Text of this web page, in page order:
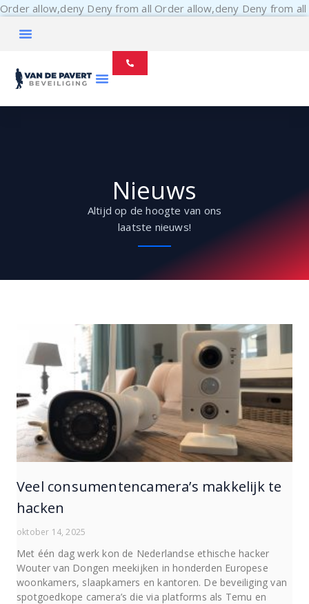
Order allow,deny Deny from all Order allow,deny Deny from all
Nieuws
Altijd op de hoogte van ons
laatste nieuws!
Veel consumentencamera’s makkelijk te
hacken
oktober 14, 2025
Met één dag werk kon de Nederlandse ethische hacker
Wouter van Dongen meekijken in honderden Europese
woonkamers, slaapkamers en kantoren. De beveiliging van
spotgoedkope camera’s die via platforms als Temu en